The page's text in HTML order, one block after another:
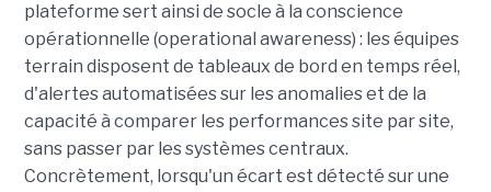
plateforme sert ainsi de socle à la conscience
opérationnelle (operational awareness) : les équipes
terrain disposent de tableaux de bord en temps réel,
d'alertes automatisées sur les anomalies et de la
capacité à comparer les performances site par site,
sans passer par les systèmes centraux.
Concrètement, lorsqu'un écart est détecté sur une